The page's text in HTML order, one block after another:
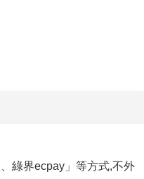
綠界ecpay」等方式,不外